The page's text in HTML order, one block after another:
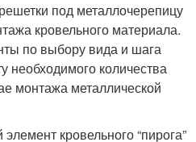
под металлочерепицу
кровельного материала.
по выбору вида и шага
необходимого количества
монтажа металлической
кровельного “пирога”